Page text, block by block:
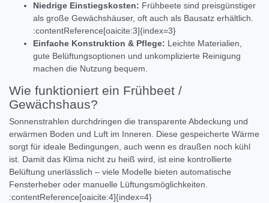
Niedrige Einstiegskosten: Frühbeete sind preisgünstiger
als große Gewächshäuser, oft auch als Bausatz erhältlich.
:contentReference[oaicite:3]{index=3}
Einfache Konstruktion & Pflege: Leichte Materialien,
gute Belüftungsoptionen und unkomplizierte Reinigung
machen die Nutzung bequem.
Wie funktioniert ein Frühbeet /
Gewächshaus?
Sonnenstrahlen durchdringen die transparente Abdeckung und
erwärmen Boden und Luft im Inneren. Diese gespeicherte Wärme
sorgt für ideale Bedingungen, auch wenn es draußen noch kühl
ist. Damit das Klima nicht zu heiß wird, ist eine kontrollierte
Belüftung unerlässlich – viele Modelle bieten automatische
Fensterheber oder manuelle Lüftungsmöglichkeiten.
:contentReference[oaicite:4]{index=4}